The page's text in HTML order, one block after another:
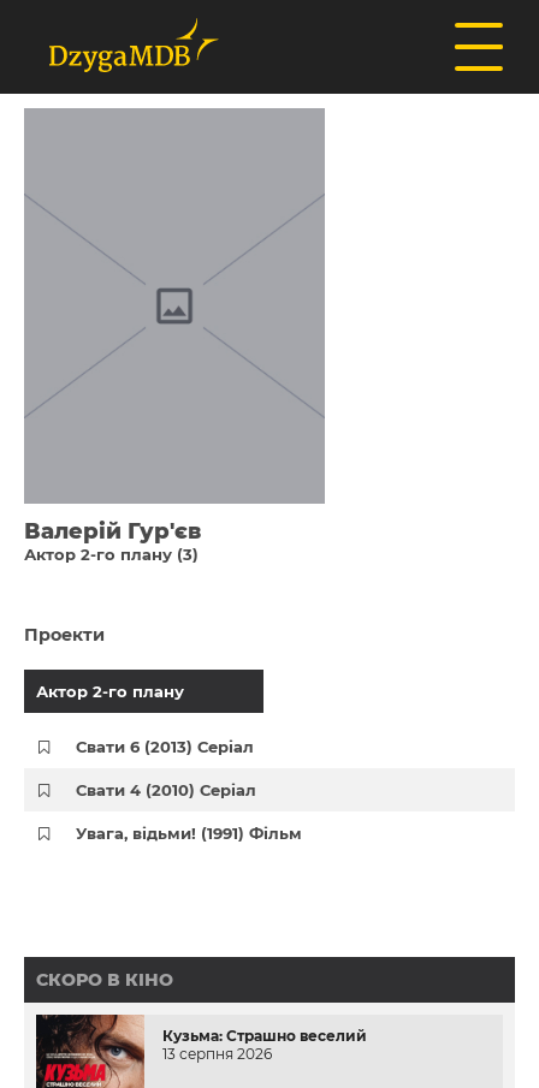
Валерій Гур'єв
Актор 2-го плану (3)
Проекти
Актор 2-го плану
Свати 6 (2013) Серіал
Свати 4 (2010) Серіал
Увага, відьми! (1991) Фільм
СКОРО В КІНО
Кузьма: Страшно веселий
13 серпня 2026